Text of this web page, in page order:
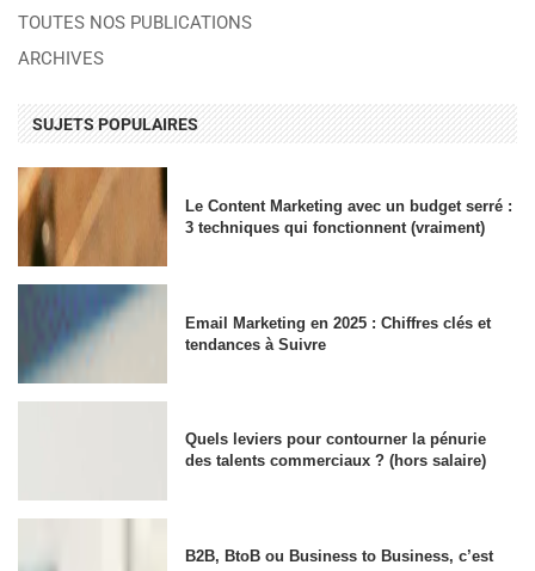
TOUTES NOS PUBLICATIONS
ARCHIVES
SUJETS POPULAIRES
Le Content Marketing avec un budget serré :
3 techniques qui fonctionnent (vraiment)
Email Marketing en 2025 : Chiffres clés et
tendances à Suivre
Quels leviers pour contourner la pénurie
des talents commerciaux ? (hors salaire)
B2B, BtoB ou Business to Business, c’est